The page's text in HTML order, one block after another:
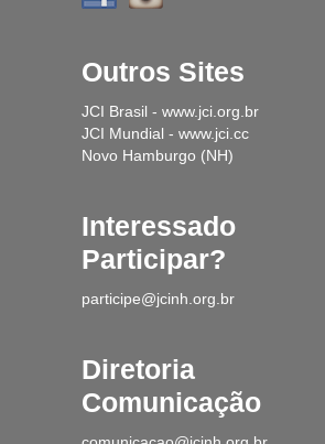
Outros Sites
JCI Brasil - www.jci.org.br
JCI Mundial - www.jci.cc
Novo Hamburgo (NH)
Participar?
participe@jcinh.org.br
Comunicação